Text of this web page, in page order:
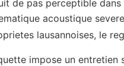
de pas perceptible
acoustique
lausannoises, le
impose un